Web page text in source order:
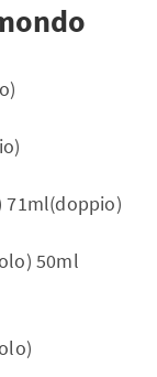
71ml(doppio)
50ml